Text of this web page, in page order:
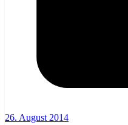
26. August 2014